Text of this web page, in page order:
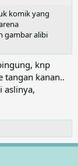
komik yang
gambar alibi
knp
tangan kanan..
aslinya,